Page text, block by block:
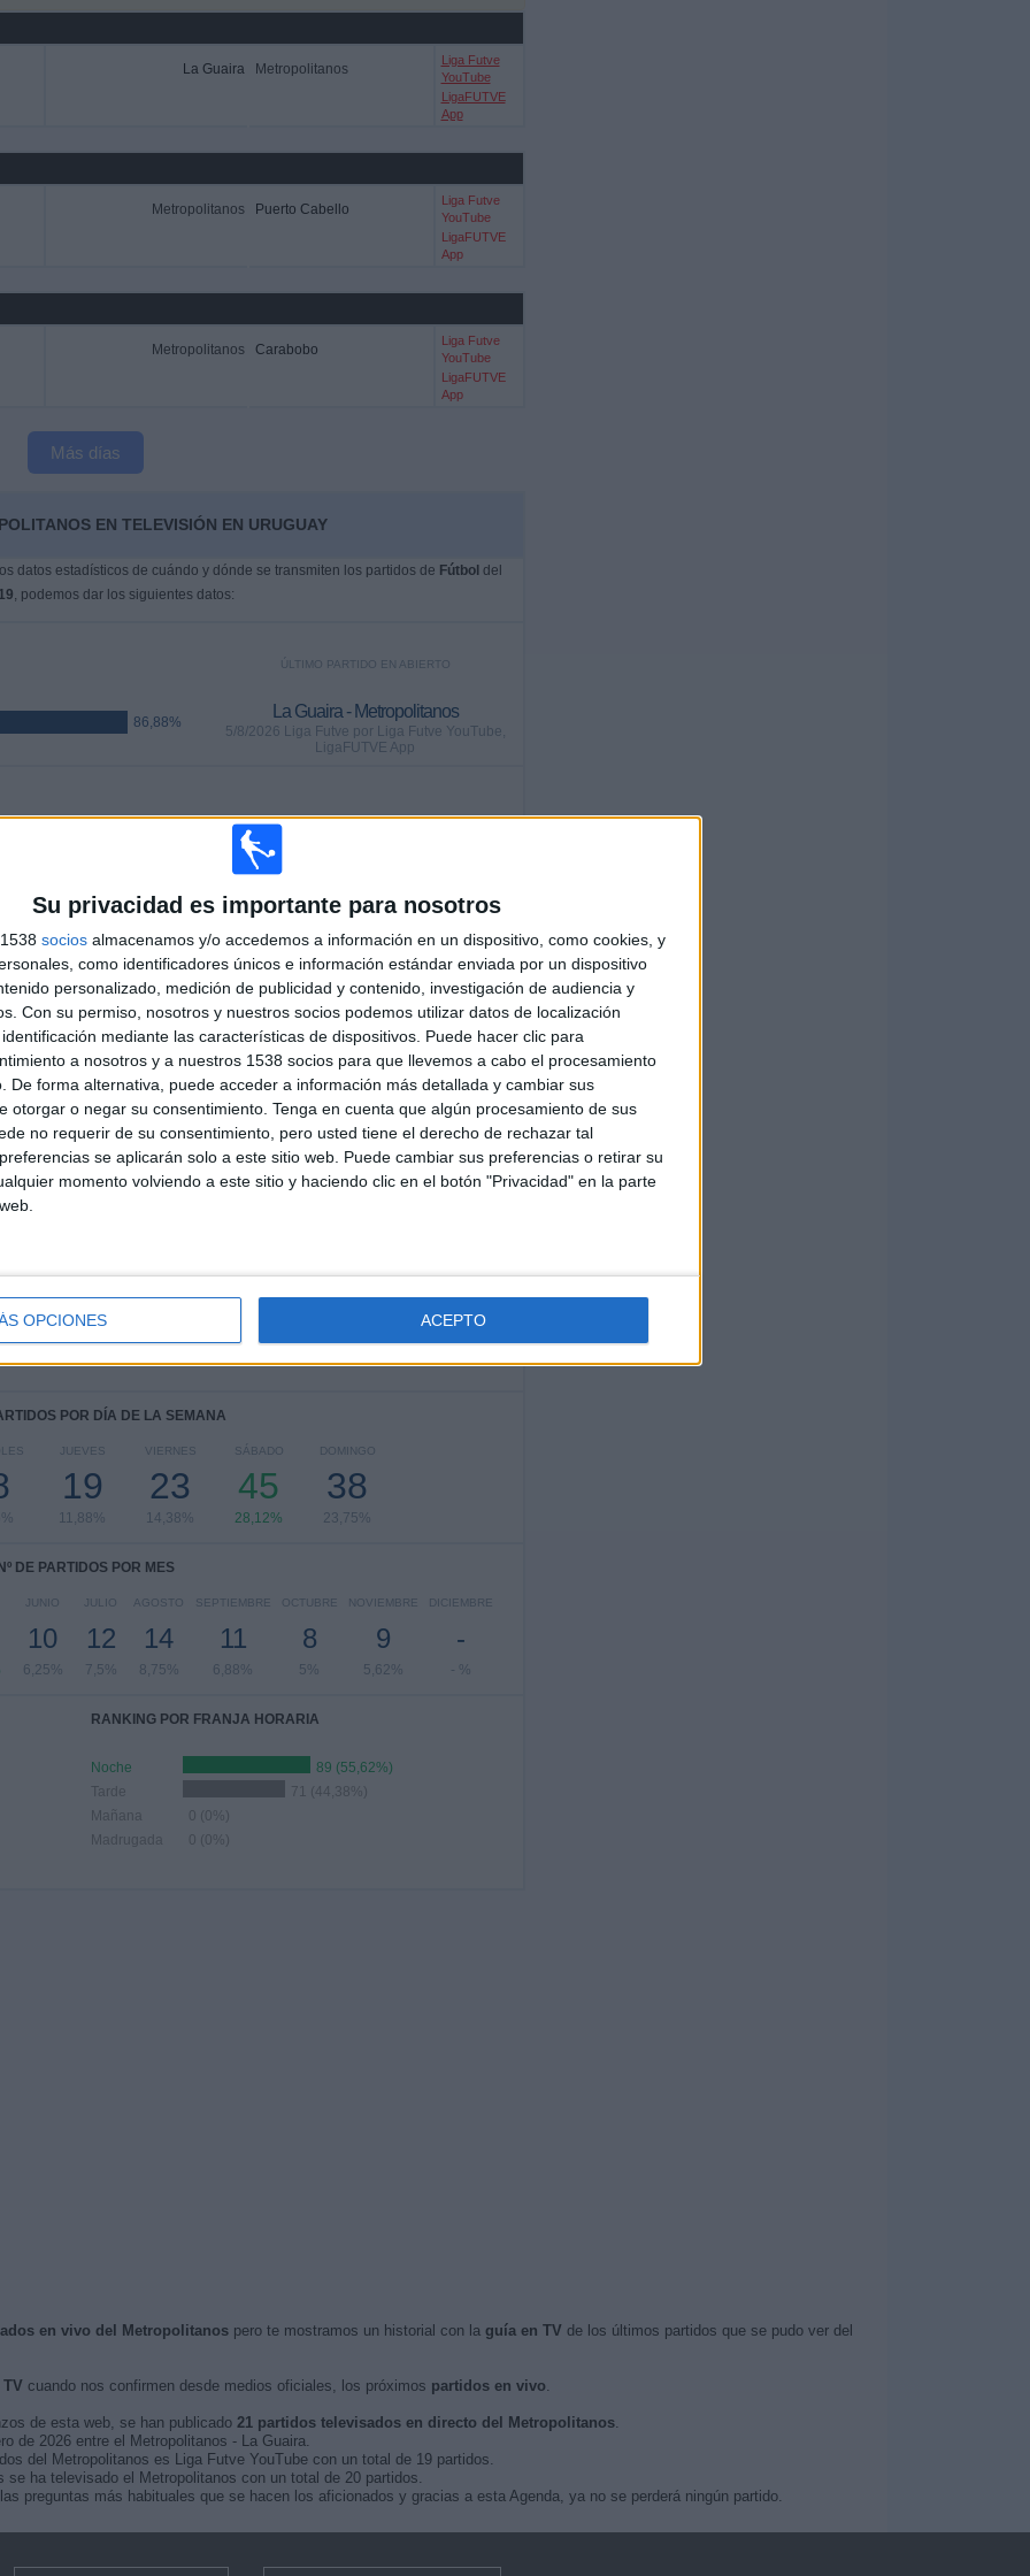
Su privacidad es importante para nosotros
socios almacenamos y/o accedemos a información en un dispositivo, como cookies, y
como identificadores únicos e información estándar enviada por un dispositivo
personalizado, medición de publicidad y contenido, investigación de audiencia y
Con su permiso, nosotros y nuestros socios podemos utilizar datos de localización
mediante las características de dispositivos. Puede hacer clic para
a nosotros y a nuestros 1538 socios para que llevemos a cabo el procesamiento
De forma alternativa, puede acceder a información más detallada y cambiar sus
otorgar o negar su consentimiento. Tenga en cuenta que algún procesamiento de sus
no requerir de su consentimiento, pero usted tiene el derecho de rechazar tal
se aplicarán solo a este sitio web. Puede cambiar sus preferencias o retirar su
momento volviendo a este sitio y haciendo clic en el botón "Privacidad" en la parte
OPCIONES ACEPTO
La Guaira Metropolitanos
Liga Futve
YouTube
LigaFUTVE
App
Metropolitanos Puerto Cabello
Liga Futve
YouTube
LigaFUTVE
App
Metropolitanos Carabobo
Liga Futve
YouTube
LigaFUTVE
App
Más días
EN TELEVISIÓN EN URUGUAY
datos estadísticos de cuándo y dónde se transmiten los partidos de Fútbol del
, podemos dar los siguientes datos:
86,88%
ÚLTIMO PARTIDO EN ABIERTO
La Guaira - Metropolitanos
5/8/2026 Liga Futve por Liga Futve YouTube,
LigaFUTVE App
GRATUÍTO
PARTIDOS
DE PAGO
TOTAL
32
RIVALES
MÁXIMO
13
VS Monagas
SC
TOTAL
3
COMPETICIONES
RANKING POR COMPETICIONES
POR DÍA DE LA SEMANA
JUEVES
19
11,88%
VIERNES
23
14,38%
SÁBADO
45
28,12%
DOMINGO
38
23,75%
Nº DE PARTIDOS POR MES
JUNIO
10
6,25%
JULIO
12
7,5%
AGOSTO
14
8,75%
SEPTIEMBRE
11
6,88%
OCTUBRE
8
5%
NOVIEMBRE
9
5,62%
DICIEMBRE
-
- %
RANKING POR FRANJA HORARIA
Noche
89 (55,62%)
Tarde
71 (44,38%)
Mañana
0 (0%)
Madrugada
0 (0%)
en vivo del Metropolitanospero te mostramos un historial con la guía en TV de los últimos partidos que se pudo ver del
cuando nos confirmen desde medios oficiales, los próximos partidos en vivo.
de esta web, se han publicado 21 partidos televisados en directo del Metropolitanos.
de 2026 entre el Metropolitanos - La Guaira.
del Metropolitanos es Liga Futve YouTube con un total de 19 partidos.
ha televisado el Metropolitanos con un total de 20 partidos.
preguntas más habituales que se hacen los aficionados y gracias a esta Agenda, ya no se perderá ningún partido.